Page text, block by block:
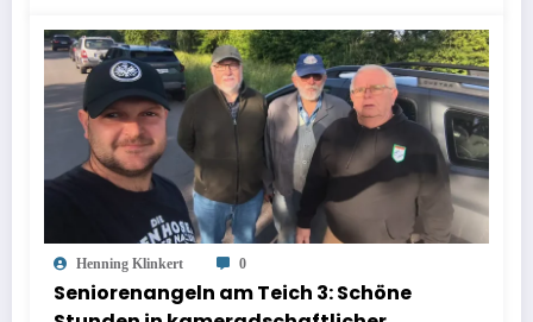
Henning Klinkert 0
Seniorenangeln am Teich 3: Schöne